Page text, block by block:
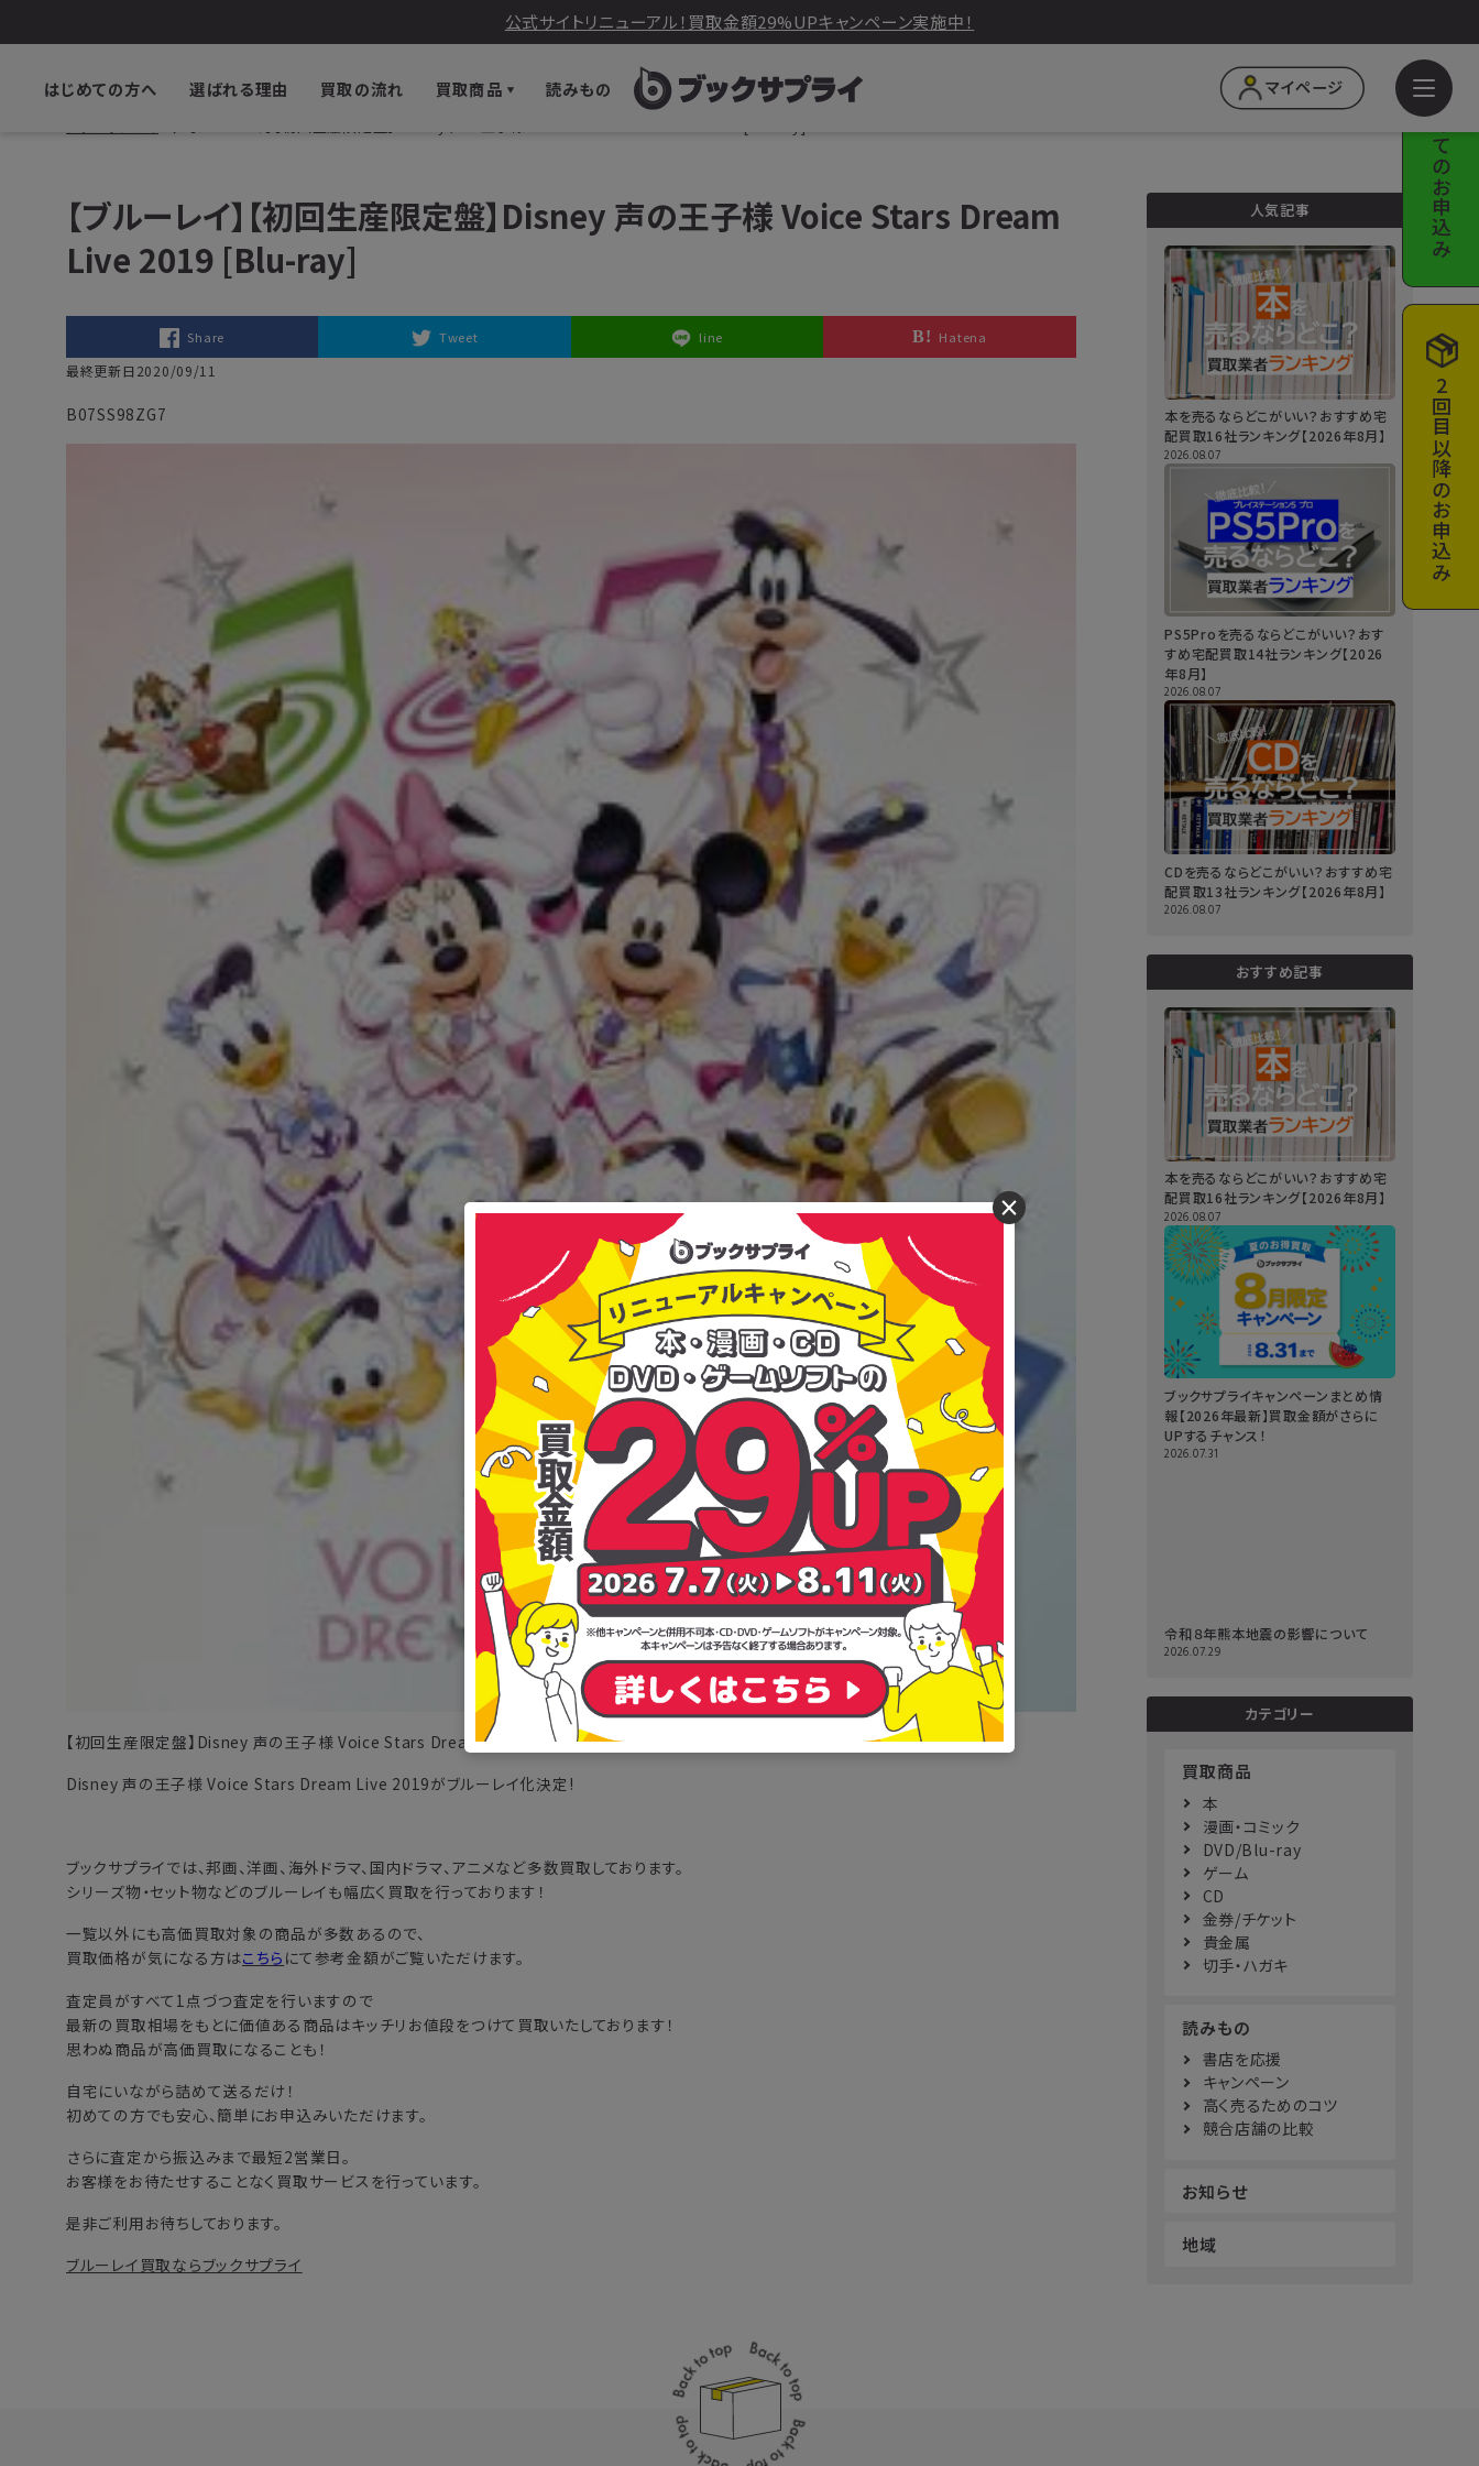
公式サイトリニューアル！買取金額29%UPキャンペーン実施中！
はじめての方へ 選ばれる理由 買取の流れ 買取商品 読みもの マイページ はじめての
お申込み
2回目以降の
お申込み
【ブルーレイ】【初回生産限定盤】Disney 声の王子様 Voice Stars Dream
Live 2019 [Blu-ray]
Share Tweet line Hatena
最終更新日2020/09/11
B07SS98ZG7
【初回生産限定盤】Disney 声の王子様 Voice Stars Dream Live 2019 [Blu-ray] 買取 いたしました。
Disney 声の王子様 Voice Stars Dream Live 2019がブルーレイ化決定!
ブックサプライでは、邦画、洋画、海外ドラマ、国内ドラマ、アニメなど多数買取しております。
シリーズ物・セット物などのブルーレイも幅広く買取を行っております！
一覧以外にも高価買取対象の商品が多数あるので、
買取価格が気になる方はこちら にて参考金額がご覧いただけます。
査定員がすべて1点づつ査定を行いますので
最新の買取相場をもとに価値ある商品はキッチリお値段をつけて買取いたしております！
思わぬ商品が高価買取になることも！
自宅にいながら詰めて送るだけ！
初めての方でも安心、簡単にお申込みいただけます。
さらに査定から振込みまで最短2営業日。
お客様をお待たせすることなく買取サービスを行っています。
是非ご利用お待ちしております。
ブルーレイ買取ならブックサプライ
人気記事
本を売るならどこがいい？おすすめ宅
配買取16社ランキング【2026年8月】
2026.08.07
PS5Proを売るならどこがいい？おす
すめ宅配買取14社ランキング【2026
年8月】
2026.08.07
CDを売るならどこがいい？おすすめ宅
配買取13社ランキング【2026年8月】
2026.08.07
おすすめ記事
本を売るならどこがいい？おすすめ宅
配買取16社ランキング【2026年8月】
2026.08.07
ブックサプライキャンペーンまとめ情
報【2026年最新】買取金額がさらに
UPするチャンス！
2026.07.31
令和８年熊本地震の影響について
2026.07.29
カテゴリー
買取商品
本
漫画・コミック
DVD/Blu-ray
ゲーム
CD
金券/チケット
貴金属
切手・ハガキ
読みもの
書店を応援
キャンペーン
高く売るためのコツ
競合店舗の比較
お知らせ
地域
×